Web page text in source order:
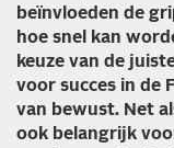
beïnvloeden de
hoe snel kan
keuze van de
voor succes in de
van bewust. Net
ook belangrijk